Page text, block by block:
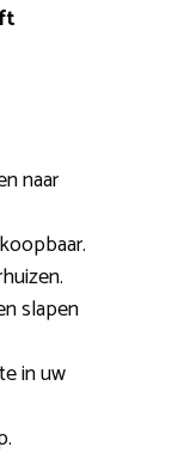
naar
slapen
in uw